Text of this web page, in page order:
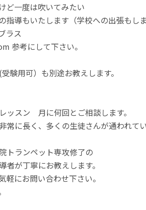
ど一度は吹いてみたい
導もいたします（学校への出張もしま
ラス
考にして下さい。
験用可）も別途お教えします。
スン 月に何回とご相談します。
常に長く、多くの生徒さんが通われて
トランペット専攻修了の
者が丁寧にお教えします。
軽にお問い合わせ下さい。